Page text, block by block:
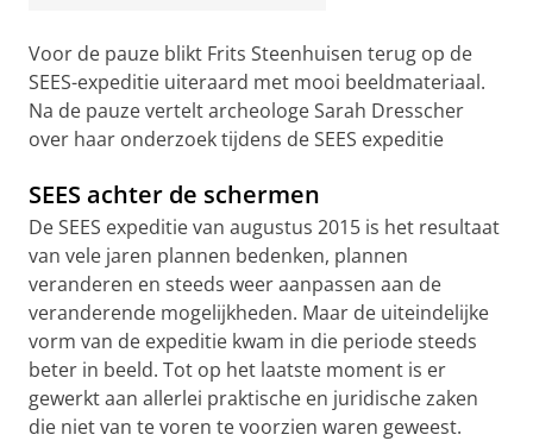
Voor de pauze blikt Frits Steenhuisen terug op de
SEES-expeditie uiteraard met mooi beeldmateriaal.
Na de pauze vertelt archeologe Sarah Dresscher
over haar onderzoek tijdens de SEES expeditie
SEES achter de schermen
De SEES expeditie van augustus 2015 is het resultaat
van vele jaren plannen bedenken, plannen
veranderen en steeds weer aanpassen aan de
veranderende mogelijkheden. Maar de uiteindelijke
vorm van de expeditie kwam in die periode steeds
beter in beeld. Tot op het laatste moment is er
gewerkt aan allerlei praktische en juridische zaken
die niet van te voren te voorzien waren geweest.